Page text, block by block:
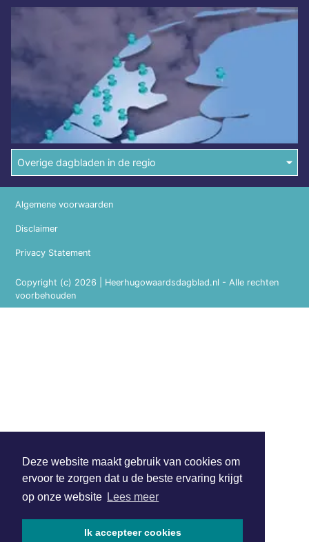
Deze website maakt gebruik van cookies om
ervoor te zorgen dat u de beste ervaring krijgt
op onze website Lees meer
Ik accepteer cookies
Overige dagbladen in de regio
Copyright (c) 2026 | Heerhugowaardsdagblad.nl - Alle rechten
voorbehouden
Algemene voorwaarden
Disclaimer
Privacy Statement